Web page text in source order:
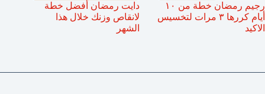
رجيم رمضان خطة من ١٠
أيام كررها ٣ مرات لتخسيس
الاكيد
دايت رمضان أفضل خطة
لانقاص وزنك خلال هذا
الشهر